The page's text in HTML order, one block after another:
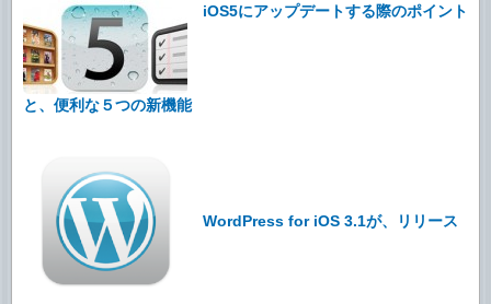
iOS5にアップデートする際のポイント
と、便利な５つの新機能
WordPress for iOS 3.1が、リリース